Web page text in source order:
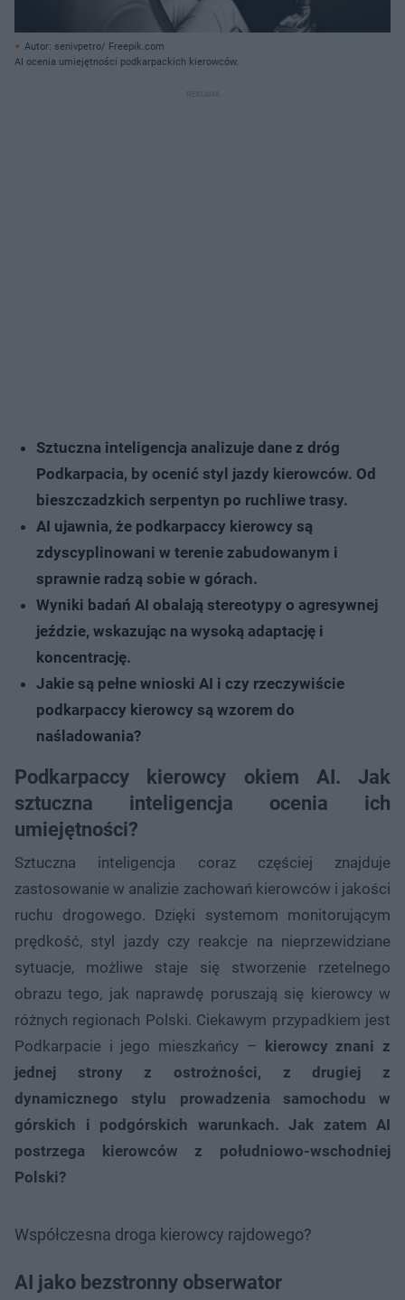
Autor: senivpetro/ Freepik.com
AI ocenia umiejętności podkarpackich kierowców.
Sztuczna inteligencja analizuje dane z dróg
Podkarpacia, by ocenić styl jazdy kierowców. Od
bieszczadzkich serpentyn po ruchliwe trasy.
AI ujawnia, że podkarpaccy kierowcy są
zdyscyplinowani w terenie zabudowanym i
sprawnie radzą sobie w górach.
Wyniki badań AI obalają stereotypy o agresywnej
jeździe, wskazując na wysoką adaptację i
koncentrację.
Jakie są pełne wnioski AI i czy rzeczywiście
podkarpaccy kierowcy są wzorem do
naśladowania?
Podkarpaccy kierowcy okiem AI. Jak
sztuczna inteligencja ocenia ich
umiejętności?
Sztuczna inteligencja coraz częściej znajduje
zastosowanie w analizie zachowań kierowców i jakości
ruchu drogowego. Dzięki systemom monitorującym
prędkość, styl jazdy czy reakcje na nieprzewidziane
sytuacje, możliwe staje się stworzenie rzetelnego
obrazu tego, jak naprawdę poruszają się kierowcy w
różnych regionach Polski. Ciekawym przypadkiem jest
Podkarpacie i jego mieszkańcy – kierowcy znani z
jednej strony z ostrożności, z drugiej z
dynamicznego stylu prowadzenia samochodu w
górskich i podgórskich warunkach. Jak zatem AI
postrzega kierowców z południowo-wschodniej
Polski?
Współczesna droga kierowcy rajdowego?
AI jako bezstronny obserwator